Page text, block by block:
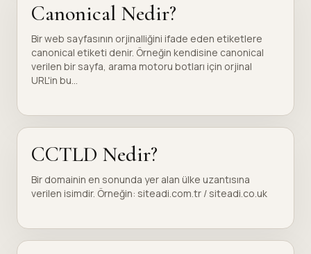
Canonical Nedir?
Bir web sayfasının orjinalliğini ifade eden etiketlere
canonical etiketi denir. Örneğin kendisine canonical
verilen bir sayfa, arama motoru botları için orjinal
URL'in bu...
CCTLD Nedir?
Bir domainin en sonunda yer alan ülke uzantısına
verilen isimdir. Örneğin: siteadi.com.tr / siteadi.co.uk